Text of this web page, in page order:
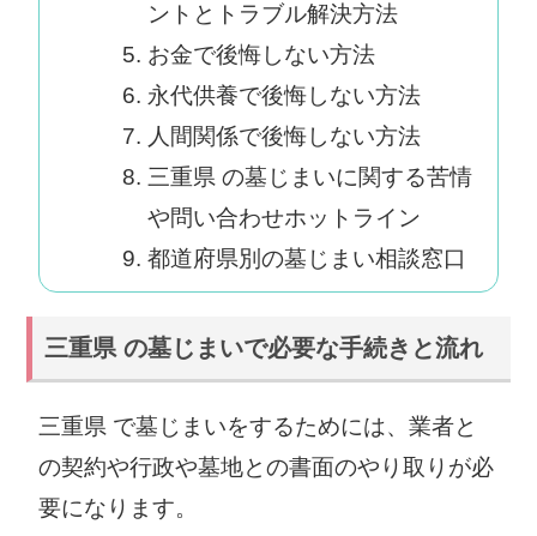
ントとトラブル解決方法
お金で後悔しない方法
永代供養で後悔しない方法
人間関係で後悔しない方法
三重県 の墓じまいに関する苦情
や問い合わせホットライン
都道府県別の墓じまい相談窓口
三重県 の墓じまいで必要な手続きと流れ
三重県 で墓じまいをするためには、業者と
の契約や行政や墓地との書面のやり取りが必
要になります。